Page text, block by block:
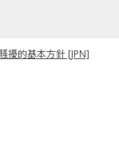
擾的基本方針 [JPN]